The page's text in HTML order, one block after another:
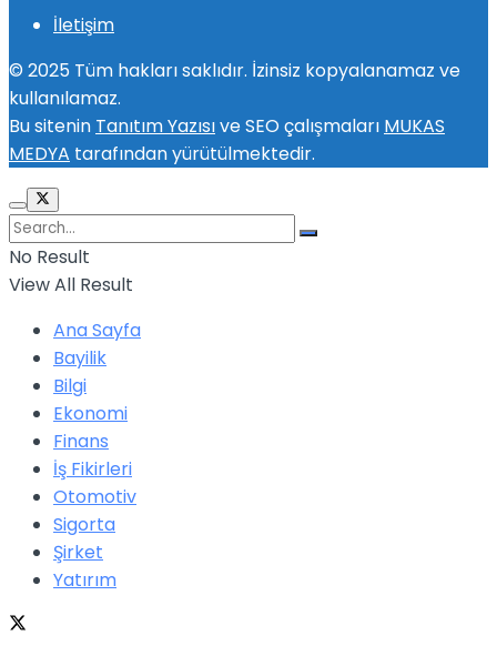
İletişim
© 2025 Tüm hakları saklıdır. İzinsiz kopyalanamaz ve
kullanılamaz.
Bu sitenin Tanıtım Yazısıve SEO çalışmaları MUKAS
MEDYA tarafından yürütülmektedir.
No Result
View All Result
Ana Sayfa
Bayilik
Bilgi
Ekonomi
Finans
İş Fikirleri
Otomotiv
Sigorta
Şirket
Yatırım